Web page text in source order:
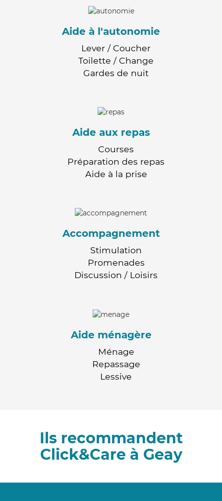
Aide à l'autonomie
Lever / Coucher
Toilette / Change
Gardes de nuit
Aide aux repas
Courses
Préparation des repas
Aide à la prise
Accompagnement
Stimulation
Promenades
Discussion / Loisirs
Aide ménagère
Ménage
Repassage
Lessive
Ils recommandent
Click&Care à Geay